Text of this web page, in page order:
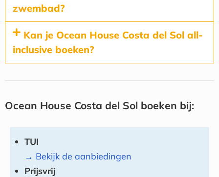
zwembad?
Kan je Ocean House Costa del Sol all-
inclusive boeken?
Ocean House Costa del Sol boeken bij:
TUI
→ Bekijk de aanbiedingen
Prijsvrij